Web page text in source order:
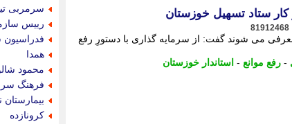
کار ستاد تسهیل خوزستان
81912468
معرفی می شوند گفت: از سرمایه گذاری با دستورِ رفع
- رفع موانع - استاندار خوزستان
سرمربی
رییس
فدراسیون
همدا
محمود
فرهنگ
بیمارستان
کرونازده